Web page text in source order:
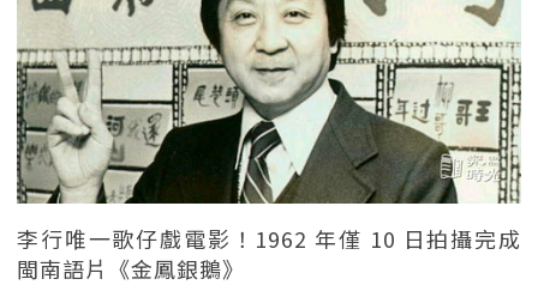
李行唯一歌仔戲電影！1962 年僅 10 日拍攝完成
閩南語片《金鳳銀鵝》